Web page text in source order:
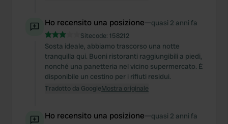
Ho recensito una posizione—quasi 2 anni fa
Sitecode: 158212
Sosta ideale, abbiamo trascorso una notte
tranquilla qui. Buoni ristoranti raggiungibili a piedi,
nonché una panetteria nel vicino supermercato. È
disponibile un cestino per i rifiuti residui.
Tradotto da GoogleMostra originale
Ho recensito una posizione—quasi 2 anni fa